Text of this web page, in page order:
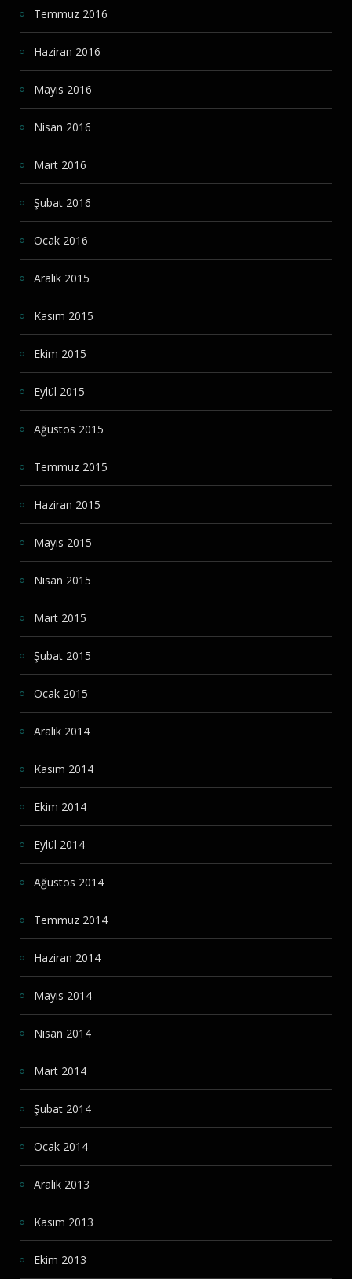
Temmuz 2016
Haziran 2016
Mayıs 2016
Nisan 2016
Mart 2016
Şubat 2016
Ocak 2016
Aralık 2015
Kasım 2015
Ekim 2015
Eylül 2015
Ağustos 2015
Temmuz 2015
Haziran 2015
Mayıs 2015
Nisan 2015
Mart 2015
Şubat 2015
Ocak 2015
Aralık 2014
Kasım 2014
Ekim 2014
Eylül 2014
Ağustos 2014
Temmuz 2014
Haziran 2014
Mayıs 2014
Nisan 2014
Mart 2014
Şubat 2014
Ocak 2014
Aralık 2013
Kasım 2013
Ekim 2013